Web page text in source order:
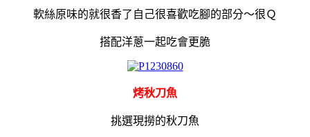
軟絲原味的就很香了 自己很喜歡吃腳的部分～很Ｑ
搭配洋蔥一起吃會更脆
烤秋刀魚
挑選現撈的秋刀魚